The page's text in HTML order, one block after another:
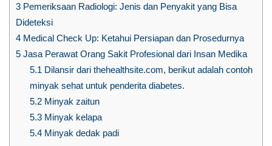
3 Pemeriksaan Radiologi: Jenis dan Penyakit yang Bisa
Dideteksi
4 Medical Check Up: Ketahui Persiapan dan Prosedurnya
5 Jasa Perawat Orang Sakit Profesional dari Insan Medika
5.1 Dilansir dari thehealthsite.com, berikut adalah contoh
minyak sehat untuk penderita diabetes.
5.2Minyak zaitun
5.3Minyak kelapa
5.4Minyak dedak padi